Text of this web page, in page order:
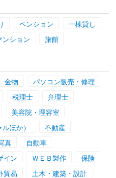
ペンション
一棟貸し
ンション
旅館
金物
パソコン販売・修理
税理士
弁理士
美容院・理容室
ほか）
不動産
真
自動車
イン ＷＥＢ製作
保険
貿易
土木・建築・設計